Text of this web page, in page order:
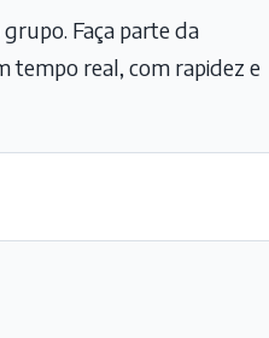
Faça parte da
tempo real, com rapidez e